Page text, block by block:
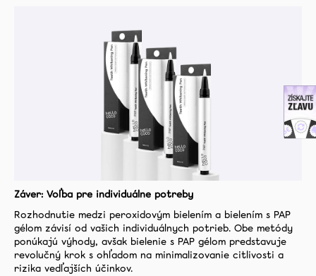
Záver: Voľba pre individuálne potreby
Rozhodnutie medzi peroxidovým bielením a bielením s PAP
gélom závisí od vašich individuálnych potrieb. Obe metódy
ponúkajú výhody, avšak bielenie s PAP gélom predstavuje
revolučný krok s ohľadom na minimalizovanie citlivosti a
rizika vedľajších účinkov.